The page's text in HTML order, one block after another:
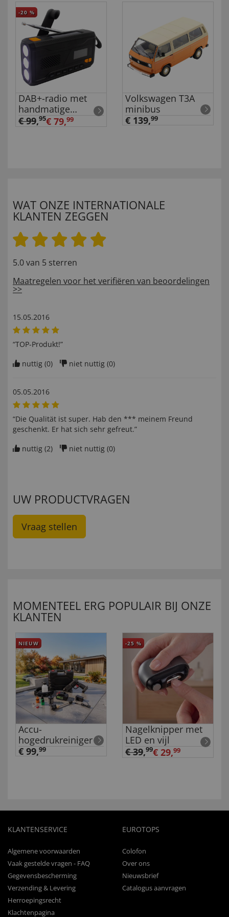
-20 %
DAB+-radio met
handmatige
oplader en zonne-
€ 99,95€ 79,99
Volkswagen T3A
minibus
€ 139,99
WAT ONZE INTERNATIONALE
KLANTEN ZEGGEN
5.0 van 5 sterren
Maatregelen voor het verifiëren van beoordelingen
>>
15.05.2016
“TOP-Produkt!”
nuttig (0) niet nuttig (0)
05.05.2016
“Die Qualität ist super. Hab den *** meinem Freund
geschenkt. Er hat sich sehr gefreut.”
nuttig (2) niet nuttig (0)
UW PRODUCTVRAGEN
Vraag stellen
MOMENTEEL ERG POPULAIR BIJ ONZE
KLANTEN
NIEUW
Accu-
hogedrukreiniger
€ 99,99
-25 %
Nagelknipper met
LED en vijl
€ 39,99€ 29,99
KLANTENSERVICE
Algemene voorwaarden
Vaak gestelde vragen - FAQ
Gegevensbescherming
Verzending & Levering
Herroepingsrecht
Klachtenpagina
EUROTOPS
Colofon
Over ons
Nieuwsbrief
Catalogus aanvragen